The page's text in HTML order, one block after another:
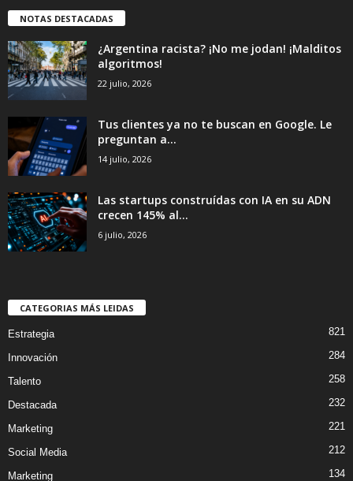
NOTAS DESTACADAS
¿Argentina racista? ¡No me jodan! ¡Malditos
algoritmos!
22 julio, 2026
Tus clientes ya no te buscan en Google. Le
preguntan a...
14 julio, 2026
Las startups construídas con IA en su ADN
crecen 145% al...
6 julio, 2026
CATEGORIAS MÁS LEIDAS
Estrategia 821
Innovación 284
Talento 258
Destacada 232
Marketing 221
Social Media 212
Marketing 134